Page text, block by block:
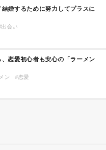
婚するために努力してプラスに
出会い
恋愛初心者も安心の「ラーメン
ン 恋愛